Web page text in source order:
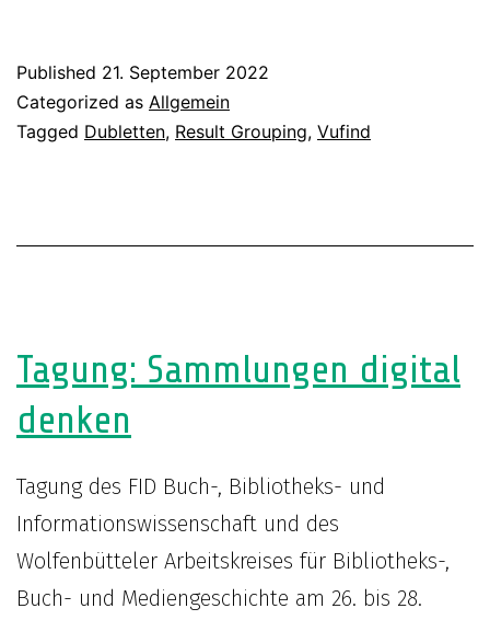
Dubletten:
Grouping
BBI
ist
Published 21. September 2022
Categorized as Allgemein
Tagged Dubletten, Result Grouping, Vufind
Tagung: Sammlungen digital
denken
Tagung des FID Buch-, Bibliotheks- und
Informationswissenschaft und des
Wolfenbütteler Arbeitskreises für Bibliotheks-,
Buch- und Mediengeschichte am 26. bis 28.